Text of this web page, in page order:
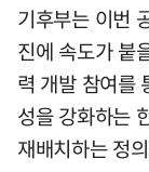
기후부는 이번
진에 속도가 붙
력 개발 참여를
성을 강화하는
재배치하는 정